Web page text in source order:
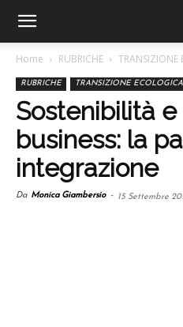
Home RUBRICHE TRANSIZIONE
RUBRICHE TRANSIZIONE ECOLOGICA
Sostenibilità
business: la
integrazione
Da Monica Giambersio - 15 Settembre